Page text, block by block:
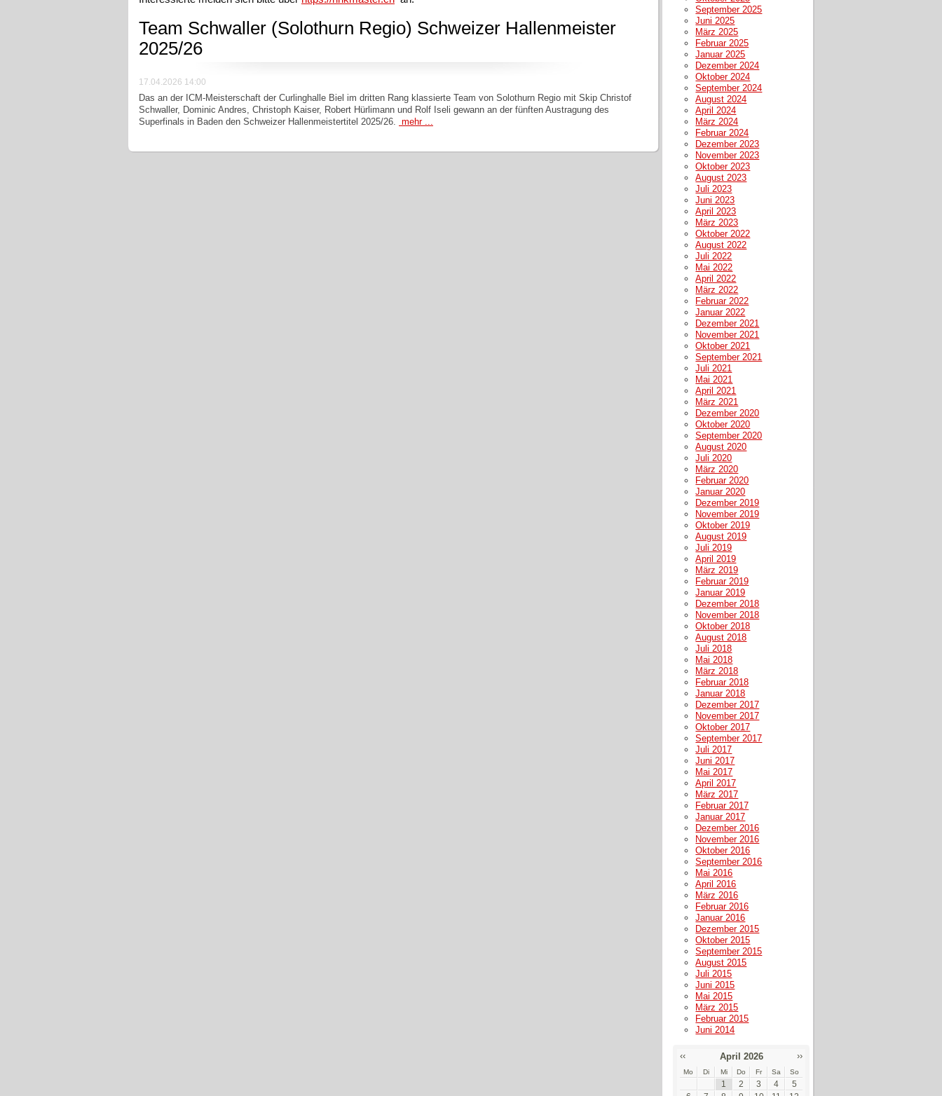
Team Schwaller (Solothurn Regio) Schweizer Hallenmeister
2025/26
17.04.2026 14:00
Das an der ICM-Meisterschaft der Curlinghalle Biel im dritten Rang klassierte Team von Solothurn Regio mit Skip Christof
Schwaller, Dominic Andres, Christoph Kaiser, Robert Hürlimann und Rolf Iseli gewann an der fünften Austragung des
Superfinals in Baden den Schweizer Hallenmeistertitel 2025/26. mehr ...
September 2025
Juni 2025
März 2025
Februar 2025
Januar 2025
Dezember 2024
Oktober 2024
September 2024
August 2024
April 2024
März 2024
Februar 2024
Dezember 2023
November 2023
Oktober 2023
August 2023
Juli 2023
Juni 2023
April 2023
März 2023
Oktober 2022
August 2022
Juli 2022
Mai 2022
April 2022
März 2022
Februar 2022
Januar 2022
Dezember 2021
November 2021
Oktober 2021
September 2021
Juli 2021
Mai 2021
April 2021
März 2021
Dezember 2020
Oktober 2020
September 2020
August 2020
Juli 2020
März 2020
Februar 2020
Januar 2020
Dezember 2019
November 2019
Oktober 2019
August 2019
Juli 2019
April 2019
März 2019
Februar 2019
Januar 2019
Dezember 2018
November 2018
Oktober 2018
August 2018
Juli 2018
Mai 2018
März 2018
Februar 2018
Januar 2018
Dezember 2017
November 2017
Oktober 2017
September 2017
Juli 2017
Juni 2017
Mai 2017
April 2017
März 2017
Februar 2017
Januar 2017
Dezember 2016
November 2016
Oktober 2016
September 2016
Mai 2016
April 2016
März 2016
Februar 2016
Januar 2016
Dezember 2015
Oktober 2015
September 2015
August 2015
Juli 2015
Juni 2015
Mai 2015
März 2015
Februar 2015
Juni 2014
‹‹ ››
April 2026
Mo Di Mi Do Fr Sa So
1 2 3 4
5